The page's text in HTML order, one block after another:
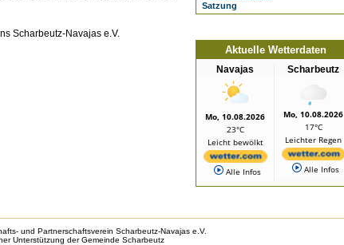
Scharbeutz-Navajas e.V.
Satzung
Aktuelle Wetterdaten
Navajas
Mo, 10.08.2026
23°C
Leicht bewölkt
Alle Infos
Scharbeutz
Mo, 10.08.2026
17°C
Leichter Regen
Alle Infos
und Partnerschaftsverein Scharbeutz-Navajas e.V.
Unterstützung der Gemeinde Scharbeutz